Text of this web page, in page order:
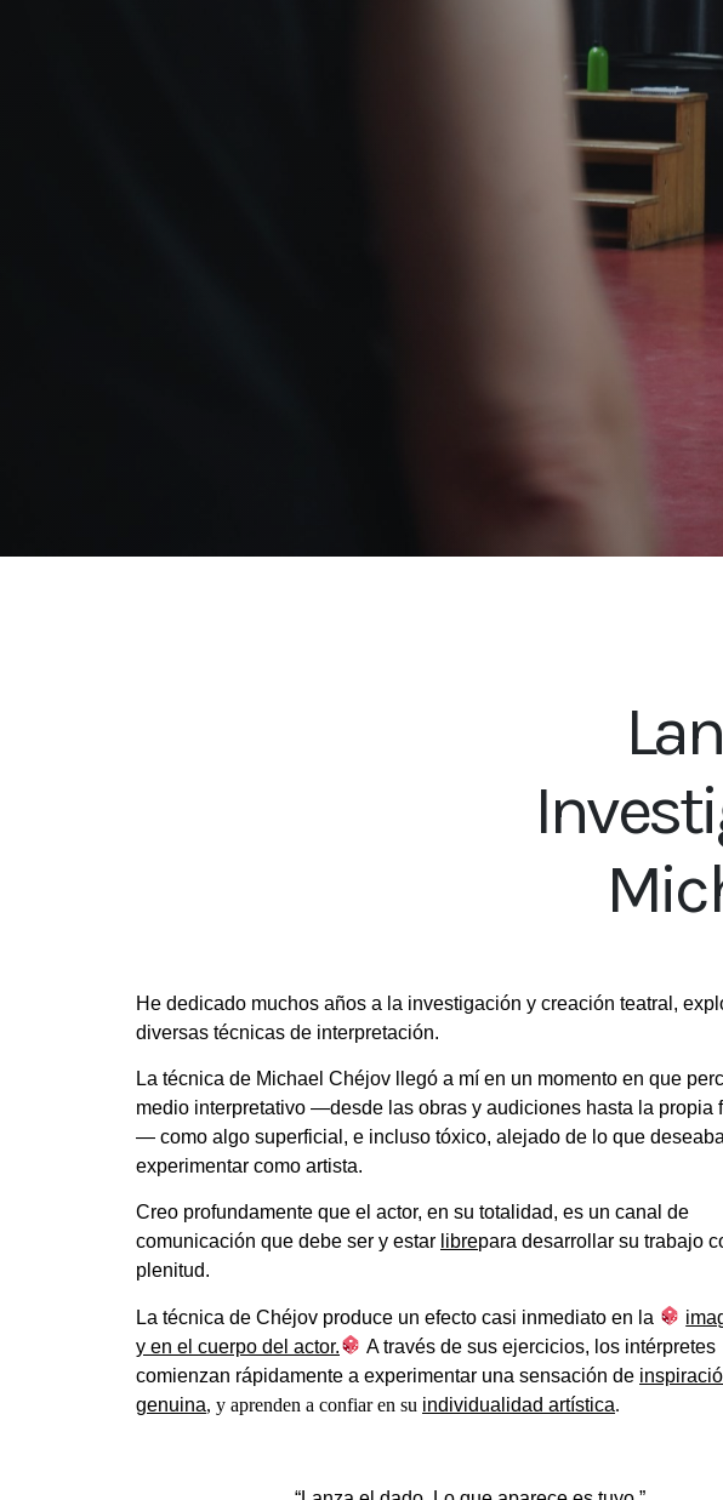
He dedicado muchos años a la investigación y creación teatral,
diversas técnicas de interpretación.
La técnica de Michael Chéjov llegó a mí en un momento en que
medio interpretativo —desde las obras y audiciones hasta la propia
— como algo superficial, e incluso tóxico, alejado de lo que deseaba
experimentar como artista.
Creo profundamente que el actor, en su totalidad, es un canal de
comunicación que debe ser y estar librepara desarrollar su trabajo
plenitud.
La técnica de Chéjov produce un efecto casi inmediato en la
y en el cuerpo del actor.
A través de sus ejercicios, los intérpretes
comienzan rápidamente a experimentar una sensación de
genuina, y aprenden a confiar en su individualidad artística.